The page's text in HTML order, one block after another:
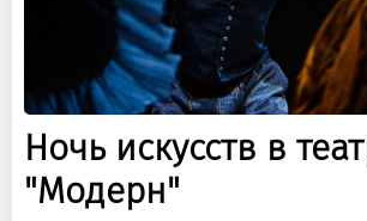
Ночь искусств в
"Модерн"